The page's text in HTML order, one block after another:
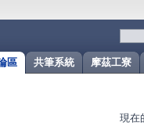
摩茲工寮
共筆系統
區
現在